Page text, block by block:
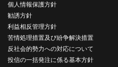
個人情報保護方針
勧誘方針
利益相反管理方針
苦情処理措置及び紛争解決措置
反社会的勢力への対応について
投信の一括発注に係る基本方針